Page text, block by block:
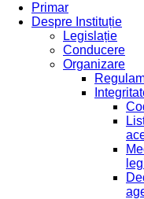
Primar
Despre Instituție
Legislație
Conducere
Organizare